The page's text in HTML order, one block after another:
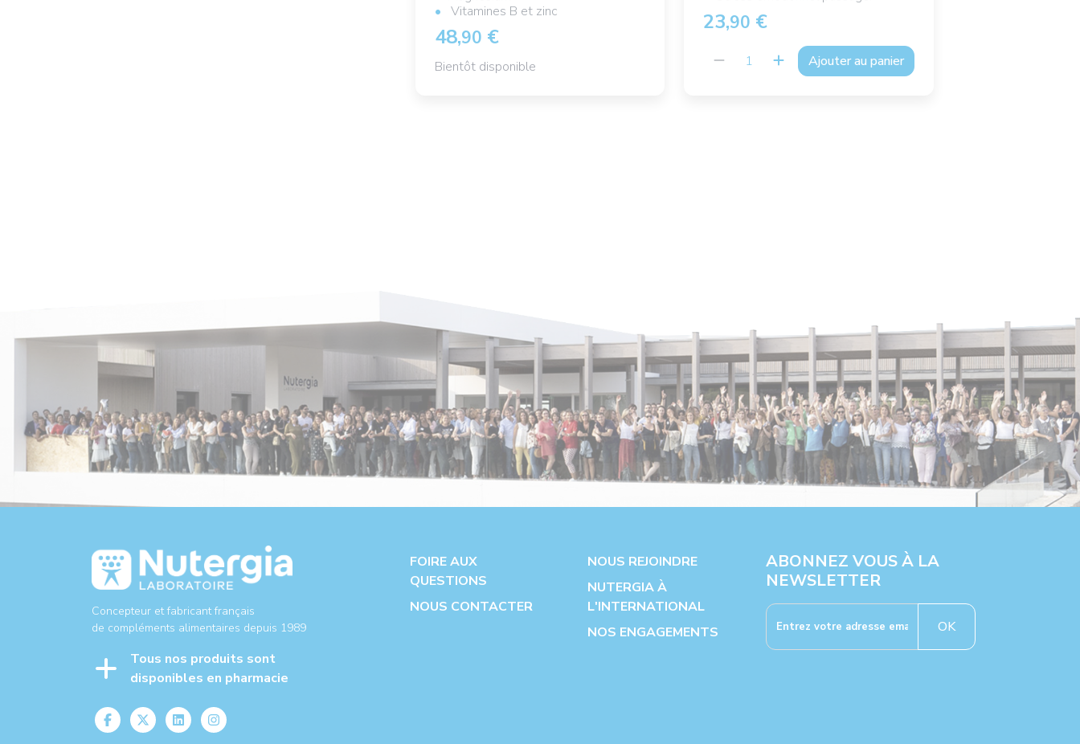
Vitamines B et zinc
48,90 €
Bientôt disponible
23,90 €
Ajouter au panier
Concepteur et fabricant français
de compléments alimentaires depuis 1989
Tous nos produits sont
disponibles en pharmacie
FOIRE AUX
QUESTIONS
NOUS CONTACTER
NOUS REJOINDRE
NUTERGIA À
L'INTERNATIONAL
NOS ENGAGEMENTS
ABONNEZ VOUS À LA
NEWSLETTER
OK